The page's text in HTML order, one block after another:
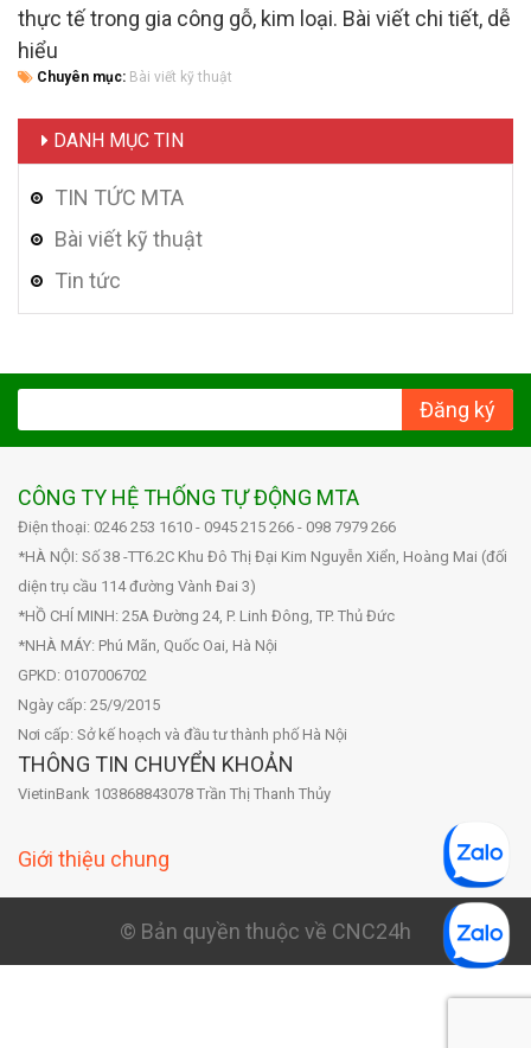
thực tế trong gia công gỗ, kim loại. Bài viết chi tiết, dễ
hiểu
Chuyên mục: Bài viết kỹ thuật
DANH MỤC TIN
TIN TỨC MTA
Bài viết kỹ thuật
Tin tức
Đăng ký
CÔNG TY HỆ THỐNG TỰ ĐỘNG MTA
Điện thoại: 0246 253 1610 - 0945 215 266 - 098 7979 266
*HÀ NỘI: Số 38 -TT6.2C Khu Đô Thị Đại Kim Nguyễn Xiển, Hoàng Mai (đối
diện trụ cầu 114 đường Vành Đai 3)
*HỒ CHÍ MINH: 25A Đường 24, P. Linh Đông, TP. Thủ Đức
*NHÀ MÁY: Phú Mãn, Quốc Oai, Hà Nội
GPKD: 0107006702
Ngày cấp: 25/9/2015
Nơi cấp: Sở kế hoạch và đầu tư thành phố Hà Nội
THÔNG TIN CHUYỂN KHOẢN
VietinBank 103868843078 Trần Thị Thanh Thủy
Giới thiệu chung
© Bản quyền thuộc về CNC24h